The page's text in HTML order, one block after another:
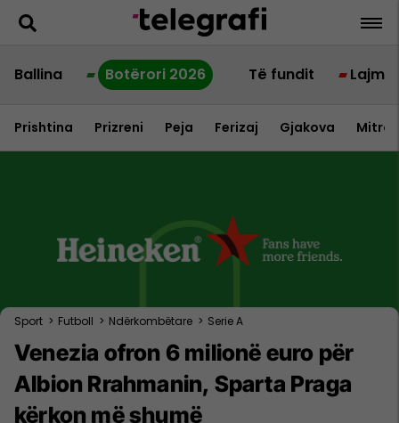
Ballina Botërori 2026 Të fundit Lajme
Prishtina Prizreni Peja Ferizaj Gjakova
Sport > Futboll > Ndërkombëtare > Serie A
Venezia ofron 6 milionë euro për
Albion Rrahmanin, Sparta Praga
kërkon më shumë